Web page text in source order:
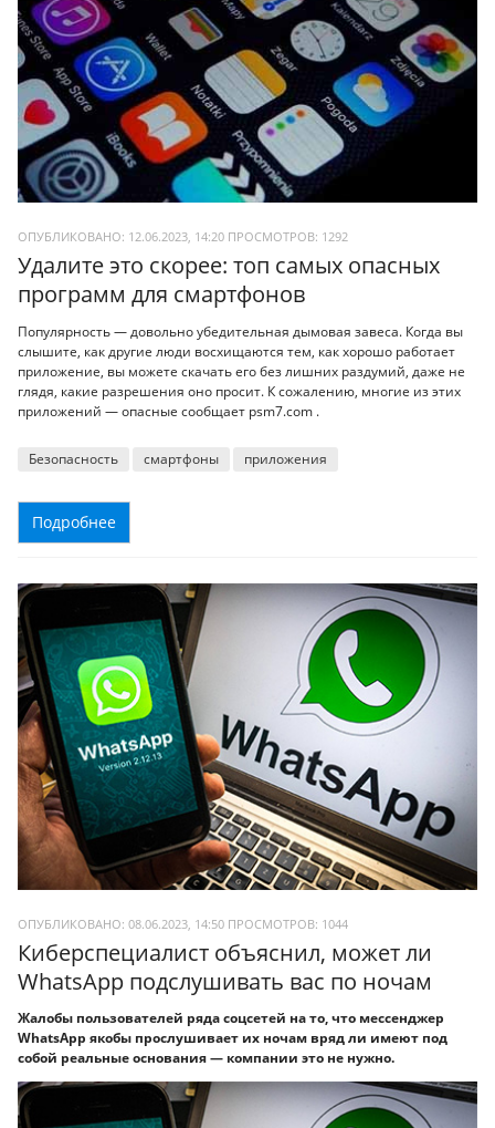
ОПУБЛИКОВАНО: 12.06.2023, 14:20 ПРОСМОТРОВ: 1292
Удалите это скорее: топ самых опасных
программ для смартфонов
Популярность — довольно убедительная дымовая завеса. Когда вы
слышите, как другие люди восхищаются тем, как хорошо работает
приложение, вы можете скачать его без лишних раздумий, даже не
глядя, какие разрешения оно просит. К сожалению, многие из этих
приложений — опасные сообщает psm7.com .
Безопасность смартфоны приложения
Подробнее
ОПУБЛИКОВАНО: 08.06.2023, 14:50 ПРОСМОТРОВ: 1044
Киберспециалист объяснил, может ли
WhatsApp подслушивать вас по ночам
Жалобы пользователей ряда соцсетей на то, что мессенджер
WhatsApp якобы прослушивает их ночам вряд ли имеют под
собой реальные основания — компании это не нужно.